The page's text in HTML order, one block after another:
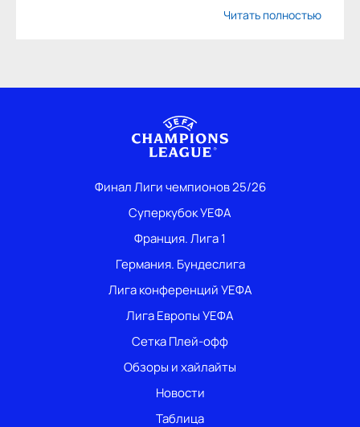
Читать полностью
Финал Лиги чемпионов 25/26
Суперкубок УЕФА
Франция. Лига 1
Германия. Бундеслига
Лига конференций УЕФА
Лига Европы УЕФА
Сетка Плей-офф
Обзоры и хайлайты
Новости
Таблица